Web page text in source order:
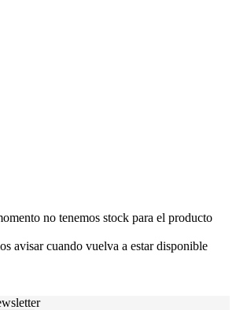
no tenemos stock para el producto
avisar cuando vuelva a estar disponible